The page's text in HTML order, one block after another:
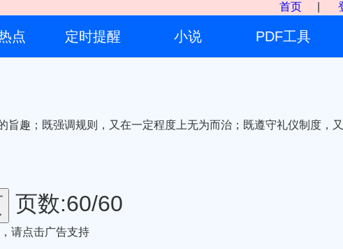
首页
点 定时提醒 小说 PDF工具
趣；既强调规则，又在一定程度上无为而治；既遵守礼仪制度，
页数:60/60
请点击广告支持